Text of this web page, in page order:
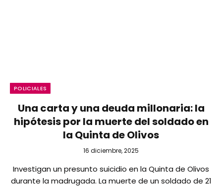
POLICIALES
Una carta y una deuda millonaria: la
hipótesis por la muerte del soldado en
la Quinta de Olivos
16 diciembre, 2025
Investigan un presunto suicidio en la Quinta de Olivos
durante la madrugada. La muerte de un soldado de 21